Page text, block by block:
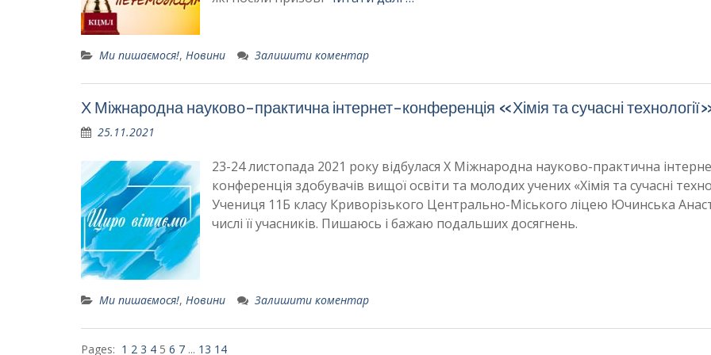
Ми пишаємося!, Новини Залишити коментар
Х Міжнародна науково-практична інтернет-конференція «Хімія та сучасні
25.11.2021
23-24 листопада 2021 року відбулася Х Міжнародна науково-практична
конференція здобувачів вищої освіти та молодих учених «Хімія та сучасні
Учениця 11Б класу Криворізького Центрально-Міського ліцею Ючинська
числі її учасників. Пишаюсь і бажаю подальших досягнень.
Ми пишаємося!, Новини Залишити коментар
Pages: 1 2 3 4 5 6 7 ... 13 14